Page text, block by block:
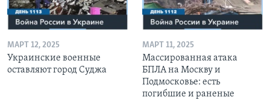
МАРТ 12, 2025
Украинские военные
оставляют город Суджа
МАРТ 11, 2025
Массированная атака
БПЛА на Москву и
Подмосковье: есть
погибшие и раненые